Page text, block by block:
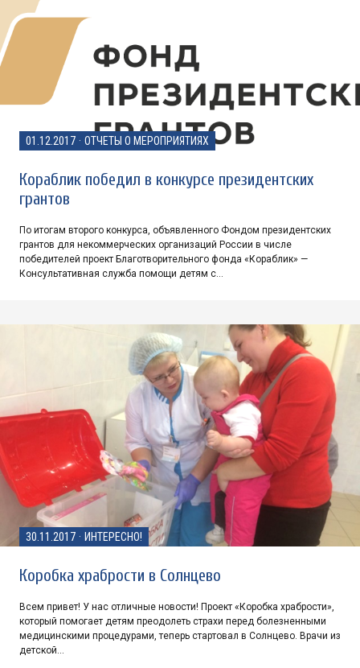
01.12.2017 · ОТЧЕТЫ О МЕРОПРИЯТИЯХ
Кораблик победил в конкурсе президентских
грантов
По итогам второго конкурса, объявленного Фондом президентских
грантов для некоммерческих организаций России в числе
победителей проект Благотворительного фонда «Кораблик» —
Консультативная служба помощи детям с…
30.11.2017 · ИНТЕРЕСНО!
Коробка храбрости в Солнцево
Всем привет! У нас отличные новости! Проект «Коробка храбрости»,
который помогает детям преодолеть страхи перед болезненными
медицинскими процедурами, теперь стартовал в Солнцево. Врачи из
детской…